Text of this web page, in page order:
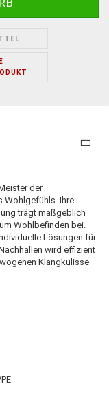
der
Wohlgefühls. Ihre
trägt maßgeblich
Wohlbefinden bei.
Lösungen für
wird effizient
Klangkulisse